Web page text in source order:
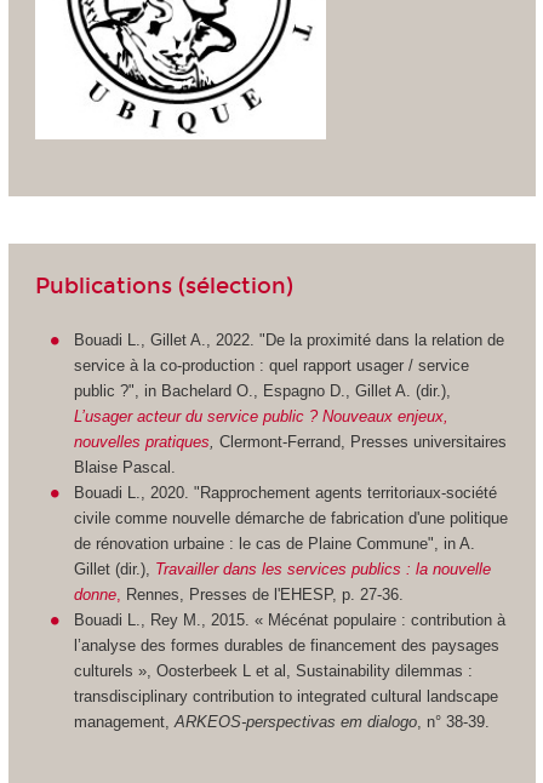
Publications (sélection)
Bouadi L., Gillet A., 2022. "De la proximité dans la relation de
service à la co-production : quel rapport usager / service
public ?", in Bachelard O., Espagno D., Gillet A. (dir.),
L’usager acteur du service public ? Nouveaux enjeux,
nouvelles pratiques Clermont-Ferrand, Presses universitaires
Blaise Pascal.
Bouadi L., 2020. "Rapprochement agents territoriaux-société
civile comme nouvelle démarche de fabrication d'une politique
de rénovation urbaine : le cas de Plaine Commune", in A.
Gillet (dir.), Travailler dans les services publics : la nouvelle
donne Rennes, Presses de l'EHESP, p. 27-36.
Bouadi L., Rey M., 2015. « Mécénat populaire : contribution à
l’analyse des formes durables de financement des paysages
culturels », Oosterbeek L et al, Sustainability dilemmas :
transdisciplinary contribution to integrated cultural landscape
management,ARKEOS-perspectivas em dialogo , n° 38-39.